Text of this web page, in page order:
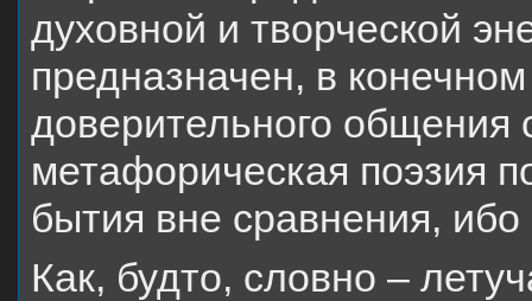
духовной и творческой
предназначен, в
доверительного общения
метафорическая поэзия
бытия вне сравнения,
Как, будто, словно –